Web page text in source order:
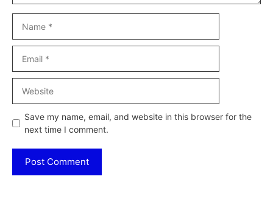
Save my name, email, and website in this browser for the
next time I comment.